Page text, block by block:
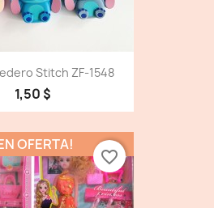
Stitch ZF-1548
1,50 $
OFERTA!
favorite_border